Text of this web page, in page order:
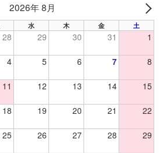
2026年 8月
水 木 金 土
28 29 30 31 1
4 5 6 7 8
11 12 13 14 15
18 19 20 21 22
25 26 27 28 29